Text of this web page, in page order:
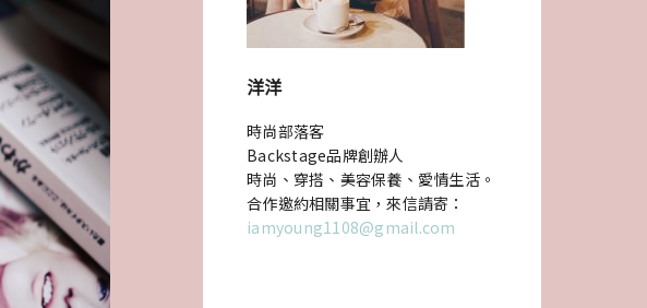
洋洋
時尚部落客
Backstage品牌創辦人
時尚、穿搭、美容保養、愛情生活。
合作邀約相關事宜，來信請寄：
iamyoung1108@gmail.com